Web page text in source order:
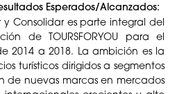
Esperados/Alcanzados:
y Consolidar es parte integral del
de TOURSFORYOU para el
2014 a 2018. La ambición es la
turísticos dirigidos a segmentos
de nuevas marcas en mercados